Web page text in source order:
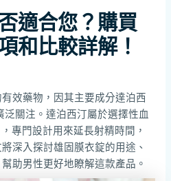
適合您？購買
和比較詳解！
效藥物，因其主要成分達泊西
關注。達泊西汀屬於選擇性血
專門設計用來延長射精時間，
深入探討雄固膜衣錠的用途、
助男性更好地瞭解這款產品。